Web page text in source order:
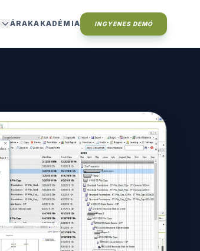
ÁRAKAKADÉMIA INGYENES DEMÓ